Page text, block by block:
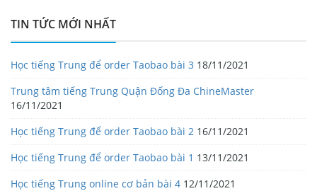
TIN TỨC MỚI NHẤT
Học tiếng Trung để order Taobao bài 3 18/11/2021
Trung tâm tiếng Trung Quận Đống Đa ChineMaster
16/11/2021
Học tiếng Trung để order Taobao bài 2 16/11/2021
Học tiếng Trung để order Taobao bài 1 13/11/2021
Học tiếng Trung online cơ bản bài 4 12/11/2021